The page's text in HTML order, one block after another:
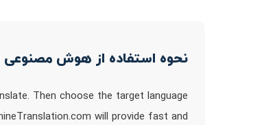
نحوه استفاده از هوش مصنوعی MachineTranslation
Then choose the target language
will provide fast and